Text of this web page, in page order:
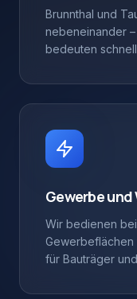
Brunnthal und
nebeneinander
bedeuten
Gewerbe und
Wir bedienen
Gewerbeflächen
für Bauträger